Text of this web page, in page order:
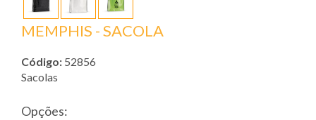
MEMPHIS - SACOLA
Código: 52856
Sacolas
Opções: